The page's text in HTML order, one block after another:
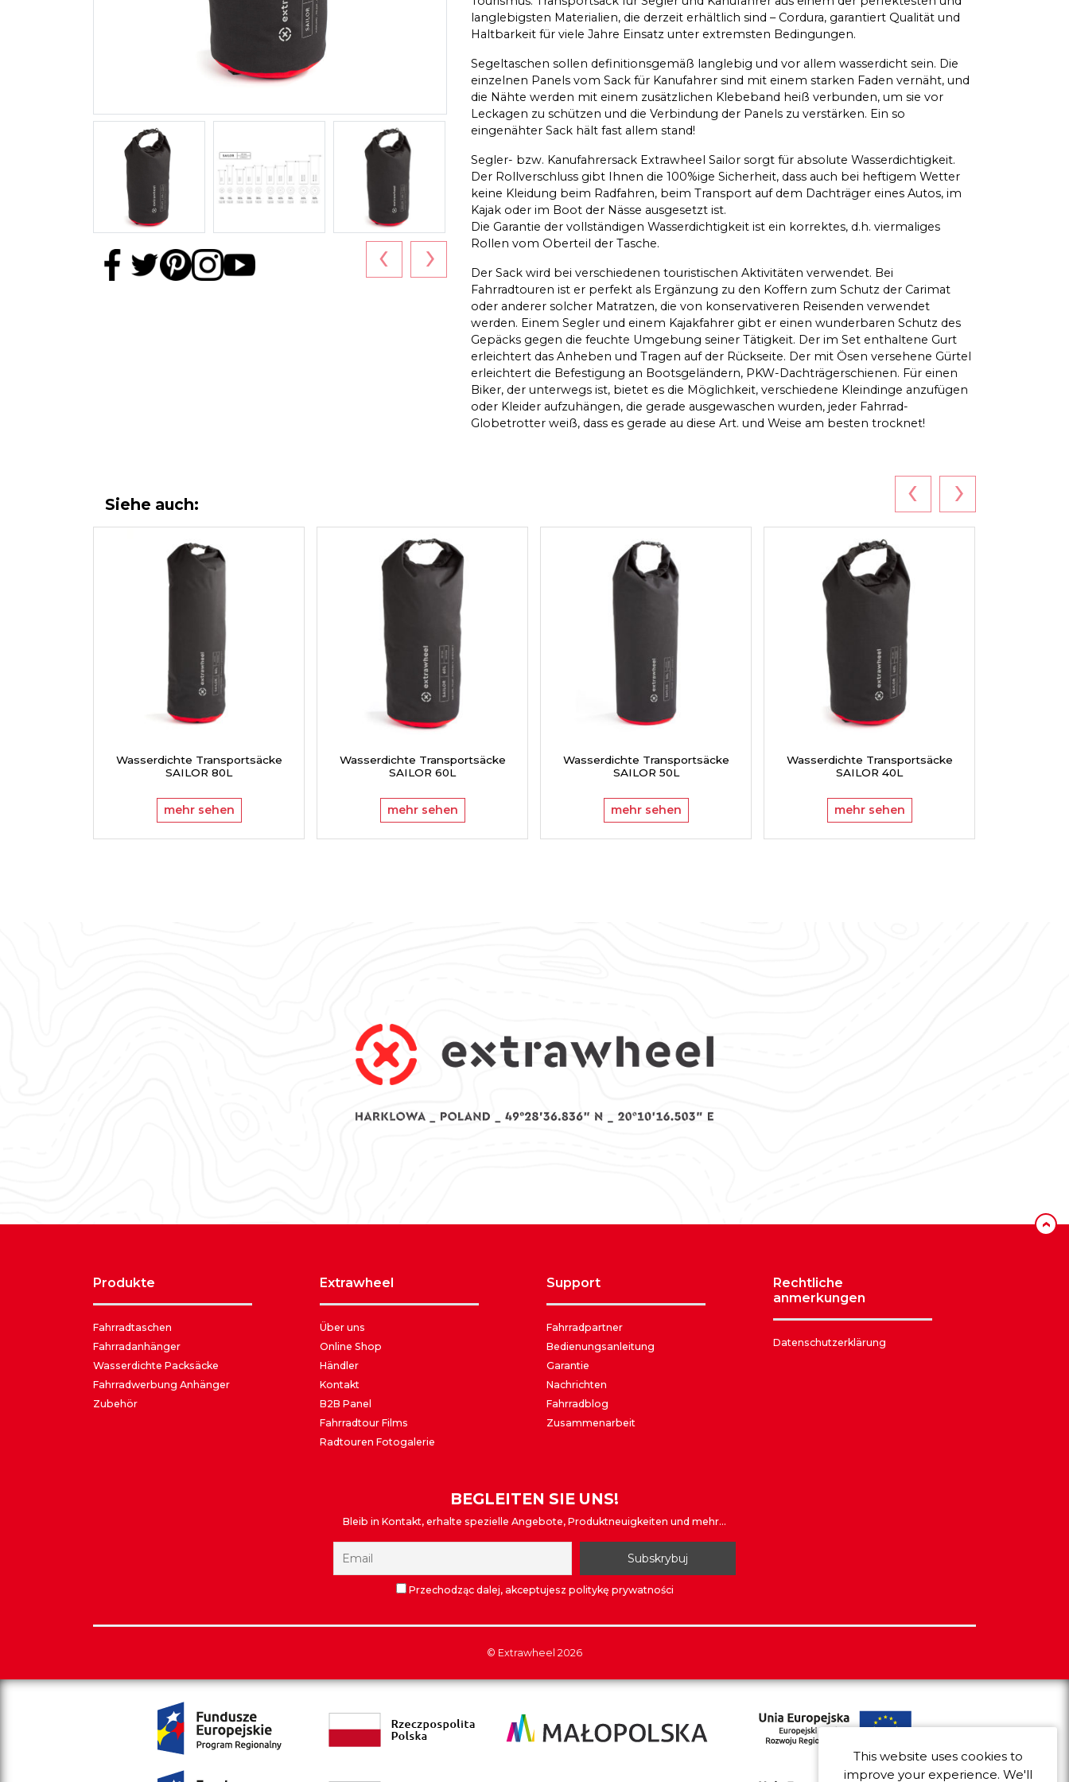
‹ ›
langlebigsten Materialien, die derzeit erhältlich sind – Cordura, garantiert Qualität und
Haltbarkeit für viele Jahre Einsatz unter extremsten Bedingungen.
Segeltaschen sollen definitionsgemäß langlebig und vor allem wasserdicht sein. Die
einzelnen Panels vom Sack für Kanufahrer sind mit einem starken Faden vernäht, und
die Nähte werden mit einem zusätzlichen Klebeband heiß verbunden, um sie vor
Leckagen zu schützen und die Verbindung der Panels zu verstärken. Ein so
eingenähter Sack hält fast allem stand!
Segler- bzw. Kanufahrersack Extrawheel Sailor sorgt für absolute Wasserdichtigkeit.
Der Rollverschluss gibt Ihnen die 100%ige Sicherheit, dass auch bei heftigem Wetter
keine Kleidung beim Radfahren, beim Transport auf dem Dachträger eines Autos, im
Kajak oder im Boot der Nässe ausgesetzt ist.
Die Garantie der vollständigen Wasserdichtigkeit ist ein korrektes, d.h. viermaliges
Rollen vom Oberteil der Tasche.
Der Sack wird bei verschiedenen touristischen Aktivitäten verwendet. Bei
Fahrradtouren ist er perfekt als Ergänzung zu den Koffern zum Schutz der Carimat
oder anderer solcher Matratzen, die von konservativeren Reisenden verwendet
werden. Einem Segler und einem Kajakfahrer gibt er einen wunderbaren Schutz des
Gepäcks gegen die feuchte Umgebung seiner Tätigkeit. Der im Set enthaltene Gurt
erleichtert das Anheben und Tragen auf der Rückseite. Der mit Ösen versehene Gürtel
erleichtert die Befestigung an Bootsgeländern, PKW-Dachträgerschienen. Für einen
Biker, der unterwegs ist, bietet es die Möglichkeit, verschiedene Kleindinge anzufügen
oder Kleider aufzuhängen, die gerade ausgewaschen wurden, jeder Fahrrad-
Globetrotter weiß, dass es gerade au diese Art. und Weise am besten trocknet!
Siehe auch:
Wasserdichte Transportsäcke
SAILOR 80L
mehr sehen
Wasserdichte Transportsäcke
SAILOR 60L
mehr sehen
Wasserdichte Transportsäcke
SAILOR 50L
mehr sehen
Wasserdichte Transportsäcke
SAILOR 40L
mehr sehen
‹ ›
‹
produkte
Fahrradtaschen
Fahrradanhänger
Wasserdichte Packsäcke
Fahrradwerbung Anhänger
Zubehör
extrawheel
Über uns
Online Shop
Händler
Kontakt
B2B Panel
Fahrradtour Films
Radtouren Fotogalerie
support
Fahrradpartner
Bedienungsanleitung
Garantie
Nachrichten
Fahrradblog
Zusammenarbeit
rechtliche
anmerkungen
Datenschutzerklärung
BEGLEITEN SIE UNS!
Bleib in Kontakt, erhalte spezielle Angebote, Produktneuigkeiten und mehr...
Przechodząc dalej, akceptujesz politykę prywatności
© Extrawheel 2026
This website uses cookies to
improve your experience. We'll